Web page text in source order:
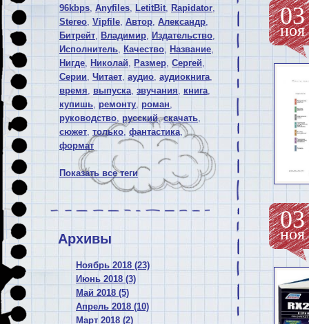
96kbps, Anyfiles, LetitBit, Rapidator,
Stereo, Vipfile, Автор, Александр,
Битрейт, Владимир, Издательство,
Исполнитель, Качество, Название,
Нигде, Николай, Размер, Сергей,
Серии, Читает, аудио, аудиокнига,
время, выпуска, звучания, книга,
купишь, ремонту, роман,
руководство, русский,скачать,
сюжет, только, фантастика,
формат
Показать все теги
Архивы
Ноябрь 2018 (23)
Июнь 2018 (3)
Май 2018 (5)
Апрель 2018 (10)
Март 2018 (2)
03
ноя
03
ноя